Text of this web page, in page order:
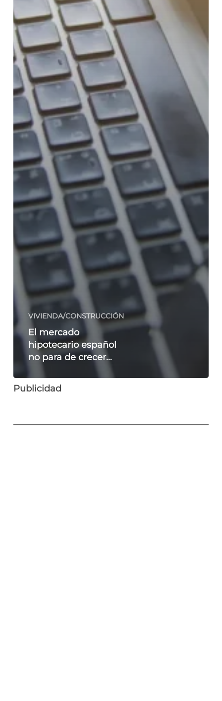
VIVIENDA/CONSTRUCCIÓN
El mercado
hipotecario español
no para de crecer…
Publicidad